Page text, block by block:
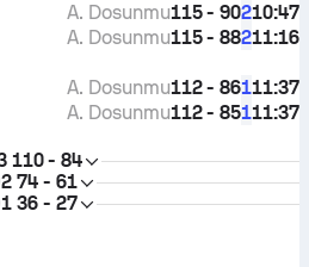
10:47
2
115 - 90
A. Dosunmu
11:16
2
115 - 88
A. Dosunmu
11:37
1
112 - 86
A. Dosunmu
11:37
1
112 - 85
A. Dosunmu
110 - 84
74 - 61
36 - 27